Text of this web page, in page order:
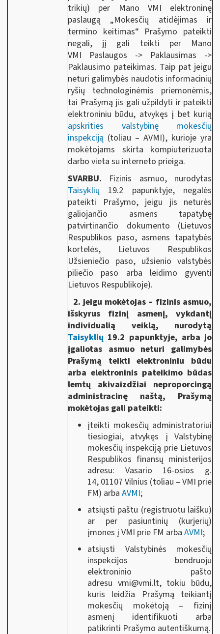
trikių) per Mano VMI elektroninę
paslaugą „Mokesčių atidėjimas ir
termino keitimas“ Prašymo pateikti
negali, jį gali teikti per Mano
VMI Paslaugos -> Paklausimas ->
Paklausimo pateikimas. Taip pat jeigu
neturi galimybės naudotis informacinių
ryšių technologinėmis priemonėmis,
tai Prašymą jis gali užpildyti ir pateikti
elektroniniu būdu, atvykęs į bet kurią
apskrities valstybinę mokesčių
inspekciją (toliau – AVMI), kurioje yra
mokėtojams skirta kompiuterizuota
darbo vieta su interneto prieiga.
SVARBU. Fizinis asmuo, nurodytas
Taisyklių 19.2 papunktyje, negalės
pateikti Prašymo, jeigu jis neturės
galiojančio asmens tapatybę
patvirtinančio dokumento (Lietuvos
Respublikos paso, asmens tapatybės
kortelės, Lietuvos Respublikos
Užsieniečio paso, užsienio valstybės
piliečio paso arba leidimo gyventi
Lietuvos Respublikoje).
2. jeigu mokėtojas – fizinis asmuo,
išskyrus fizinį asmenį, vykdantį
individualią veiklą, nurodytą
Taisyklių 19.2 papunktyje, arba jo
įgaliotas asmuo neturi galimybės
Prašymą teikti elektroniniu būdu
arba elektroninis pateikimo būdas
lemtų akivaizdžiai neproporcingą
administracinę naštą, Prašymą
mokėtojas gali pateikti:
įteikti mokesčių administratoriui
tiesiogiai, atvykęs į Valstybinę
mokesčių inspekciją prie Lietuvos
Respublikos finansų ministerijos
adresu: Vasario 16-osios g.
14, 01107 Vilnius (toliau ‒ VMI prie
FM) arba AVMI;
atsiųsti paštu (registruotu laišku)
ar per pasiuntinių (kurjerių)
įmones į VMI prie FM arba AVMI;
atsiųsti Valstybinės mokesčių
inspekcijos bendruoju
elektroninio pašto
adresu vmi@vmi.lt, tokiu būdu,
kuris leidžia Prašymą teikiantį
mokesčių mokėtoją ‒ fizinį
asmenį identifikuoti arba
patikrinti Prašymo autentiškumą.